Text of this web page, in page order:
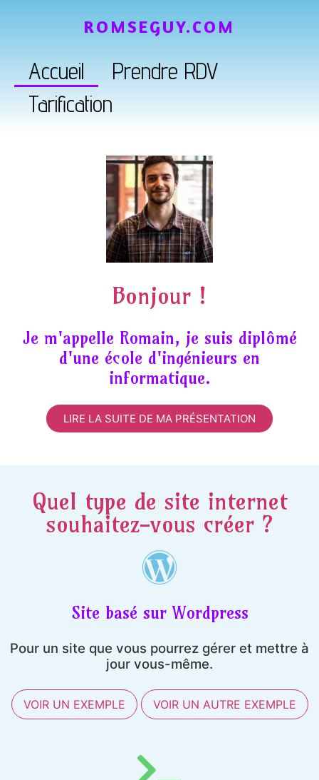
Accueil
Prendre RDV
Tarification
ROMSEGUY.COM
Bonjour !
Je m'appelle Romain, je suis diplômé
d'une école d'ingénieurs en
informatique.
LIRE LA SUITE DE MA PRÉSENTATION
Quel type de site internet
souhaitez-vous créer ?
Site basé sur Wordpress
Pour un site que vous pourrez gérer et mettre à
jour vous-même.
VOIR UN EXEMPLE VOIR UN AUTRE EXEMPLE